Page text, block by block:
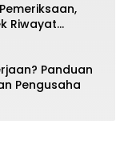
Riwayat
Panduan
Pengusaha